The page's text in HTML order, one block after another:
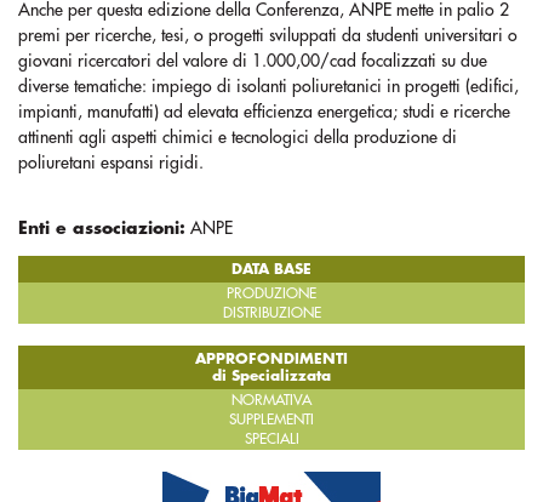
Anche per questa edizione della Conferenza, ANPE mette in palio 2
premi per ricerche, tesi, o progetti sviluppati da studenti universitari o
giovani ricercatori del valore di 1.000,00/cad focalizzati su due
diverse tematiche: impiego di isolanti poliuretanici in progetti (edifici,
impianti, manufatti) ad elevata efficienza energetica; studi e ricerche
attinenti agli aspetti chimici e tecnologici della produzione di
poliuretani espansi rigidi.
Enti e associazioni: ANPE
DATA BASE
PRODUZIONE
DISTRIBUZIONE
APPROFONDIMENTI
di Specializzata
NORMATIVA
SUPPLEMENTI
SPECIALI